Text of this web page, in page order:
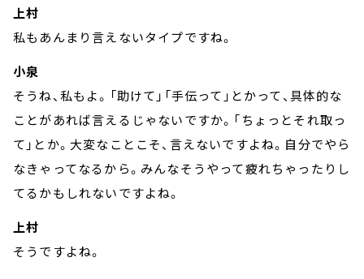
上村
私もあんまり言えないタイプですね。
小泉
そうね、私もよ。「助けて」「手伝って」とかって、具体的な
ことがあれば言えるじゃないですか。「ちょっとそれ取っ
て」とか。大変なことこそ、言えないですよね。自分でやら
なきゃってなるから。みんなそうやって疲れちゃったりし
てるかもしれないですよね。
上村
そうですよね。